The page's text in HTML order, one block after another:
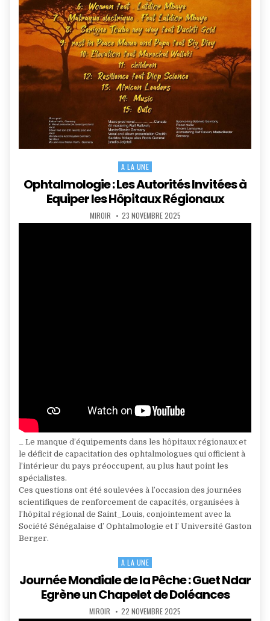
Posted
in
A LA UNE
Ophtalmologie : Les Autorités Invitées à
Equiper les Hôpitaux Régionaux
AUTHOR:
MIROIR PUBLISHED
DATE:
23 NOVEMBRE 2025
_ Le manque d’équipements dans les hôpitaux régionaux et
le déficit de capacitation des ophtalmologues qui officient à
l’intérieur du pays préoccupent, au plus haut point les
spécialistes.
Ces questions ont été soulevées à l’occasion des journées
scientifiques de renforcement de capacités, organisées à
l’hôpital régional de Saint_Louis, conjointement avec la
Société Sénégalaise d’ Ophtalmologie et l’ Université Gaston
Berger.
Posted
A LA UNE
Journée Mondiale de la Pêche : Guet Ndar
Egrène un Chapelet de Doléances
AUTHOR:
MIROIR PUBLISHED
DATE:
22 NOVEMBRE 2025